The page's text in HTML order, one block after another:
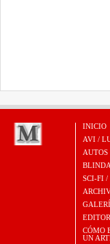
INICIO
AVI /
AUTOS
SCI-FI /
CÓMO
UN